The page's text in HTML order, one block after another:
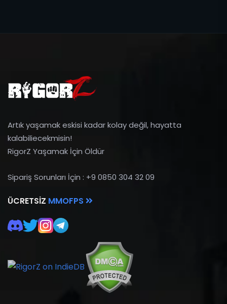
Artık yaşamak eskisi kadar kolay değil, hayatta
kalabiliecekmisin!
RigorZ Yaşamak İçin Öldür
Sipariş Sorunları İçin : +9 0850 304 32 09
ÜCRETSIZ MMOFPS